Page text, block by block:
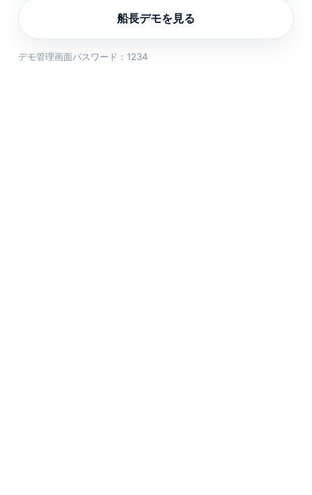
船長デモを見る
デモ管理画面パスワード：1234